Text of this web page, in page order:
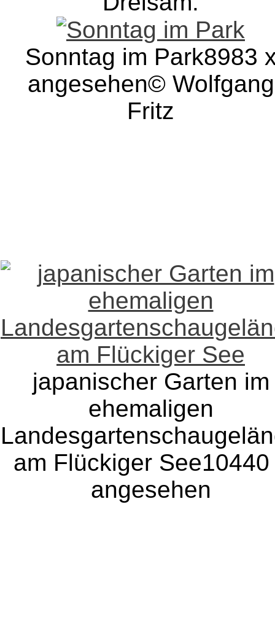
Sonntag im Park8983
angesehen© Wolfgang
Fritz
japanischer Garten im
ehemaligen
am Flückiger See10440
angesehen